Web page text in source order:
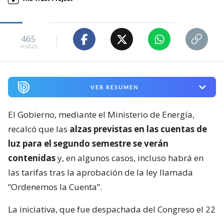
465
visitas
VER RESUMEN
El Gobierno, mediante el Ministerio de Energía,
recalcó que las alzas previstas en las cuentas de
luz para el segundo semestre se verán
contenidasy, en algunos casos, incluso habrá en
las tarifas tras la aprobación de la ley llamada
“Ordenemos la Cuenta”.
La iniciativa, que fue despachada del Congreso el 22